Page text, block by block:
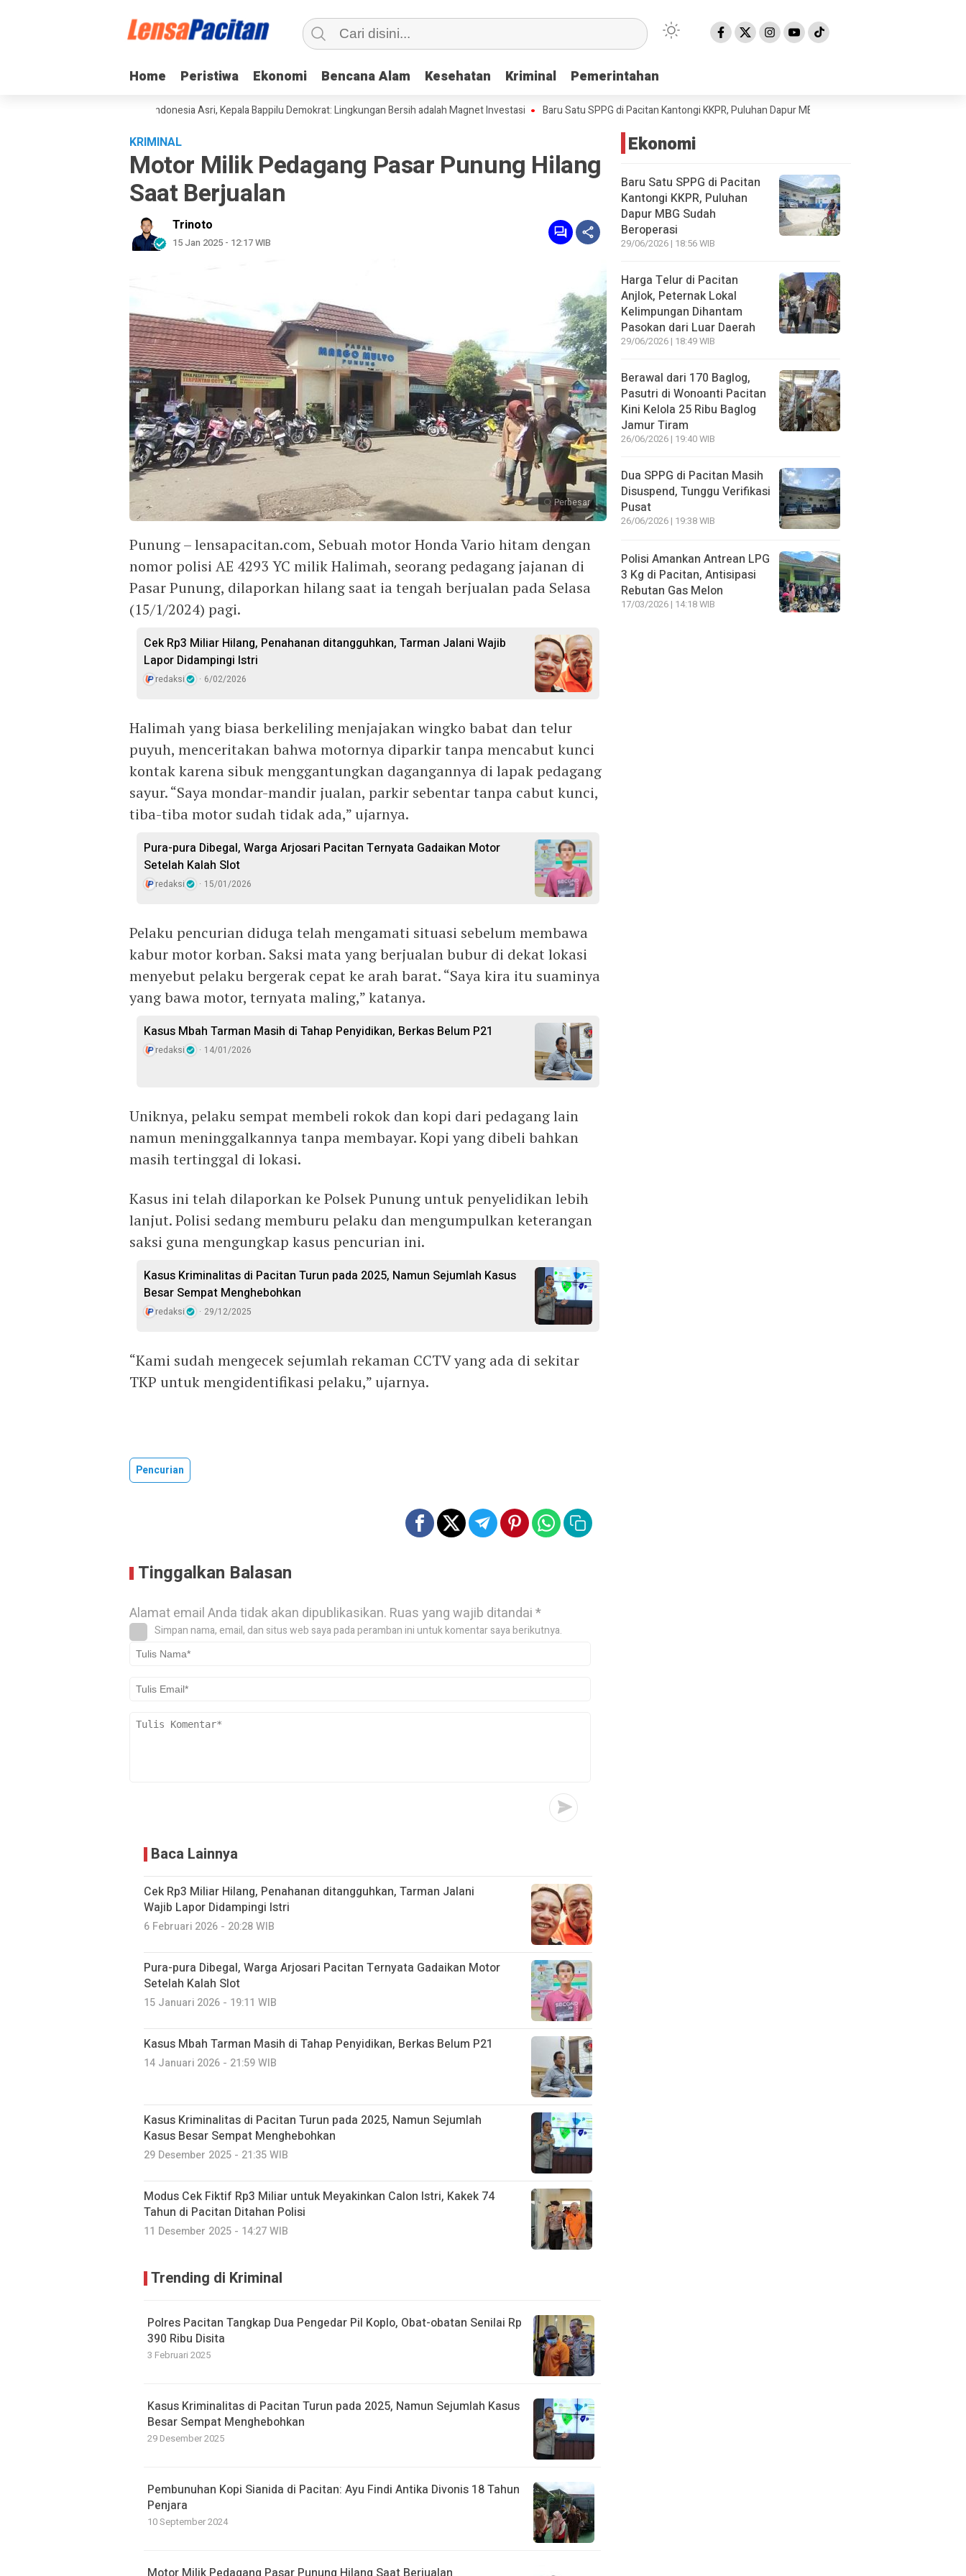
Home Peristiwa Ekonomi Bencana Alam Kesehatan Kriminal Pemerintahan
Home Peristiwa Ekonomi Bencana Alam Kesehatan Kriminal Pemerintahan
Gerakan Langit Biru Indonesia Asri, Kepala Bappilu Demokrat: Lingkungan Bersih adalah Magnet Investasi Baru Satu SPPG di Pacitan Kantongi KKPR, Puluhan Dapur MBG Sudah Beroperasi
KRIMINAL
Motor Milik Pedagang Pasar Punung Hilang
Saat Berjualan
Trinoto
15 Jan 2025 - 12:17 WIB
Perbesar
Punung – lensapacitan.com, Sebuah motor Honda Vario hitam dengan
nomor polisi AE 4293 YC milik Halimah, seorang pedagang jajanan di
Pasar Punung, dilaporkan hilang saat ia tengah berjualan pada Selasa
(15/1/2024) pagi.
Cek Rp3 Miliar Hilang, Penahanan ditangguhkan, Tarman Jalani Wajib
Lapor Didampingi Istri
redaksi 6/02/2026
Halimah yang biasa berkeliling menjajakan wingko babat dan telur
puyuh, menceritakan bahwa motornya diparkir tanpa mencabut kunci
kontak karena sibuk menggantungkan dagangannya di lapak pedagang
sayur. “Saya mondar-mandir jualan, parkir sebentar tanpa cabut kunci,
tiba-tiba motor sudah tidak ada,” ujarnya.
Pura-pura Dibegal, Warga Arjosari Pacitan Ternyata Gadaikan Motor
Setelah Kalah Slot
redaksi 15/01/2026
Pelaku pencurian diduga telah mengamati situasi sebelum membawa
kabur motor korban. Saksi mata yang berjualan bubur di dekat lokasi
menyebut pelaku bergerak cepat ke arah barat. “Saya kira itu suaminya
yang bawa motor, ternyata maling,” katanya.
Kasus Mbah Tarman Masih di Tahap Penyidikan, Berkas Belum P21
redaksi 14/01/2026
Uniknya, pelaku sempat membeli rokok dan kopi dari pedagang lain
namun meninggalkannya tanpa membayar. Kopi yang dibeli bahkan
masih tertinggal di lokasi.
Kasus ini telah dilaporkan ke Polsek Punung untuk penyelidikan lebih
lanjut. Polisi sedang memburu pelaku dan mengumpulkan keterangan
saksi guna mengungkap kasus pencurian ini.
Kasus Kriminalitas di Pacitan Turun pada 2025, Namun Sejumlah Kasus
Besar Sempat Menghebohkan
redaksi 29/12/2025
“Kami sudah mengecek sejumlah rekaman CCTV yang ada di sekitar
TKP untuk mengidentifikasi pelaku,” ujarnya.
Pencurian
Tinggalkan Balasan
Alamat email Anda tidak akan dipublikasikan. Ruas yang wajib ditandai*
Simpan nama, email, dan situs web saya pada peramban ini untuk komentar saya berikutnya.
Baca Lainnya
Cek Rp3 Miliar Hilang, Penahanan ditangguhkan, Tarman Jalani
Wajib Lapor Didampingi Istri
6 Februari 2026 - 20:28 WIB
Pura-pura Dibegal, Warga Arjosari Pacitan Ternyata Gadaikan Motor
Setelah Kalah Slot
15 Januari 2026 - 19:11 WIB
Kasus Mbah Tarman Masih di Tahap Penyidikan, Berkas Belum P21
14 Januari 2026 - 21:59 WIB
Kasus Kriminalitas di Pacitan Turun pada 2025, Namun Sejumlah
Kasus Besar Sempat Menghebohkan
29 Desember 2025 - 21:35 WIB
Modus Cek Fiktif Rp3 Miliar untuk Meyakinkan Calon Istri, Kakek 74
Tahun di Pacitan Ditahan Polisi
11 Desember 2025 - 14:27 WIB
Trending di Kriminal
Polres Pacitan Tangkap Dua Pengedar Pil Koplo, Obat-obatan Senilai Rp
390 Ribu Disita
3 Februari 2025
Kasus Kriminalitas di Pacitan Turun pada 2025, Namun Sejumlah Kasus
Besar Sempat Menghebohkan
29 Desember 2025
Pembunuhan Kopi Sianida di Pacitan: Ayu Findi Antika Divonis 18 Tahun
Penjara
10 September 2024
Ekonomi
Baru Satu SPPG di Pacitan
Kantongi KKPR, Puluhan
Dapur MBG Sudah
Beroperasi
29/06/2026 | 18:56 WIB
Harga Telur di Pacitan
Anjlok, Peternak Lokal
Kelimpungan Dihantam
Pasokan dari Luar Daerah
29/06/2026 | 18:49 WIB
Berawal dari 170 Baglog,
Pasutri di Wonoanti Pacitan
Kini Kelola 25 Ribu Baglog
Jamur Tiram
26/06/2026 | 19:40 WIB
Dua SPPG di Pacitan Masih
Disuspend, Tunggu Verifikasi
Pusat
26/06/2026 | 19:38 WIB
Polisi Amankan Antrean LPG
3 Kg di Pacitan, Antisipasi
Rebutan Gas Melon
17/03/2026 | 14:18 WIB